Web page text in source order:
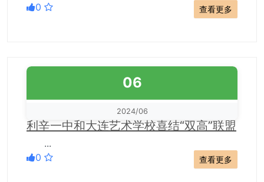
0
查看更多
06
2024/06
利辛一中和大连艺术学校喜结“双高”联盟
...
0
查看更多